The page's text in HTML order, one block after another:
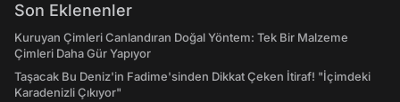
Son Eklenenler
Kuruyan Çimleri Canlandıran Doğal Yöntem: Tek Bir Malzeme
Çimleri Daha Gür Yapıyor
Taşacak Bu Deniz'in Fadime'sinden Dikkat Çeken İtiraf! "İçimdeki
Karadenizli Çıkıyor"